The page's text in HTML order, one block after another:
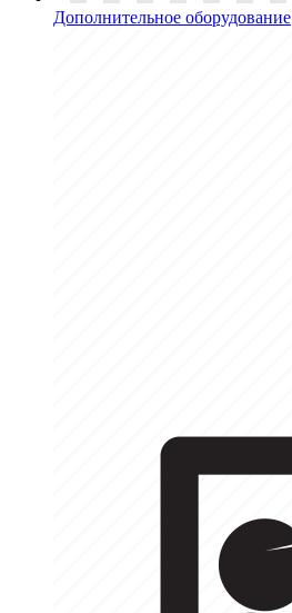
Дополнительное оборудование